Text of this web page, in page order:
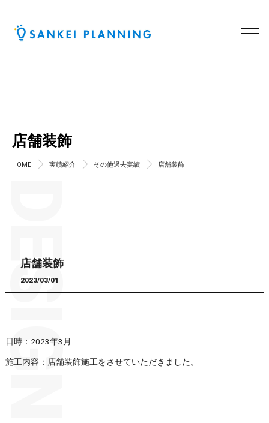
店舗装飾
HOME 実績紹介 その他過去実績 店舗装飾
店舗装飾
2023/03/01
日時：2023年3月
施工内容：店舗装飾施工をさせていただきました。